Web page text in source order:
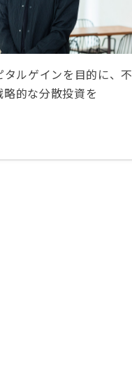
タルゲインを目的に、不
的な分散投資を